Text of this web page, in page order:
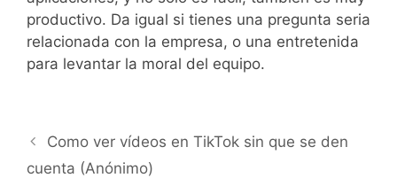
productivo. Da igual si tienes una pregunta seria
relacionada con la empresa, o una entretenida
para levantar la moral del equipo.
Como ver vídeos en TikTok sin que se den
cuenta (Anónimo)